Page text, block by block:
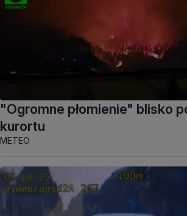
"Ogromne płomienie" blisko
kurortu
METEO